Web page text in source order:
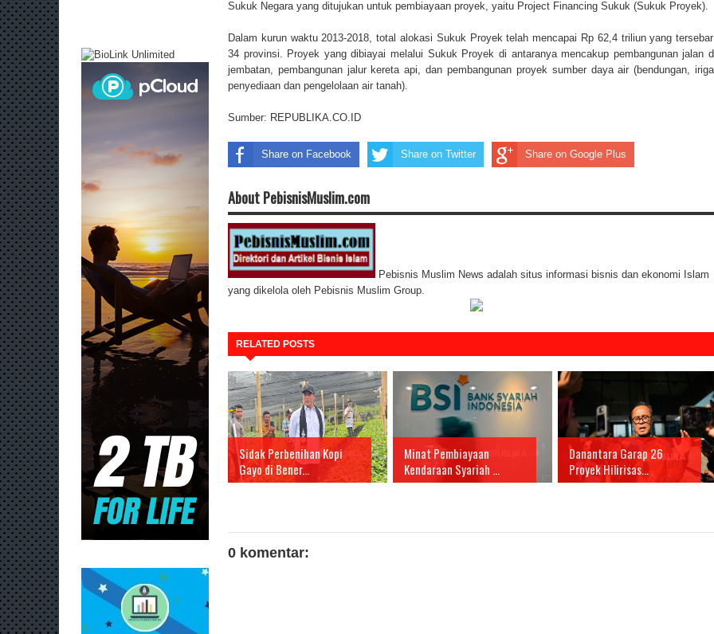
Sukuk Negara yang ditujukan untuk pembiayaan proyek, yaitu Project Financing Sukuk (Sukuk Proyek).
Dalam kurun waktu 2013-2018, total alokasi Sukuk Proyek telah mencapai Rp 62,4 triliun yang
34 provinsi. Proyek yang dibiayai melalui Sukuk Proyek di antaranya mencakup pembangunan jalan
jembatan, pembangunan jalur kereta api, dan pembangunan proyek sumber daya air (bendungan,
penyediaan dan pengelolaan air tanah).
Sumber: REPUBLIKA.CO.ID
Share on Facebook Share on Twitter Share on Google Plus
About PebisnisMuslim.com
Pebisnis Muslim News adalah situs informasi bisnis dan ekonomi Islam
yang dikelola oleh Pebisnis Muslim Group.
RELATED POSTS
Sidak Perbenihan Kopi
Gayo di Bener...
Minat Pembiayaan
Kendaraan Syariah ...
Danantara Garap 26
Proyek Hilirisas...
0 komentar: